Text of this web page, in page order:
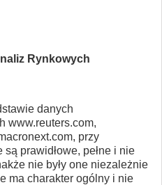
Rynkowych
danych
www.reuters.com,
przy
prawidłowe, pełne i nie
nie były one niezależnie
ma charakter ogólny i nie